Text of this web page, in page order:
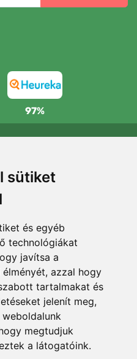
sütiket
és egyéb
technológiákat
javítsa a
élményét, azzal hogy
tartalmakat és
jelenít meg,
megtudjuk
a látogatóink.
97%
összeg felett: 80 EUR
visszaküldheti vagy
ot
egy fát! Bővebben